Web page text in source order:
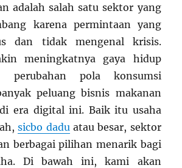
adalah salah satu sektor yang
karena permintaan yang
dan tidak mengenal krisis.
meningkatnya gaya hidup
perubahan pola konsumsi
peluang bisnis makanan
era digital ini. Baik itu usaha
sicbo dadu atau besar, sektor
berbagai pilihan menarik bagi
Di bawah ini, kami akan